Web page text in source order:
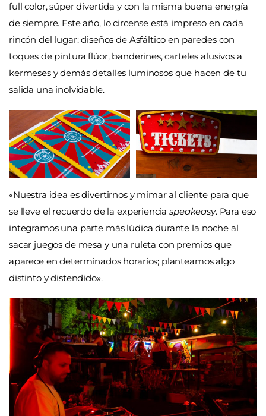
full color, súper divertida y con la misma buena energía
de siempre. Este año, lo circense está impreso en cada
rincón del lugar: diseños de Asfáltico en paredes con
toques de pintura flúor, banderines, carteles alusivos a
kermeses y demás detalles luminosos que hacen de tu
salida una inolvidable.
«Nuestra idea es divertirnos y mimar al cliente para que
se lleve el recuerdo de la experienciaspeakeasy. Para eso
integramos una parte más lúdica durante la noche al
sacar juegos de mesa y una ruleta con premios que
aparece en determinados horarios; planteamos algo
distinto y distendido».